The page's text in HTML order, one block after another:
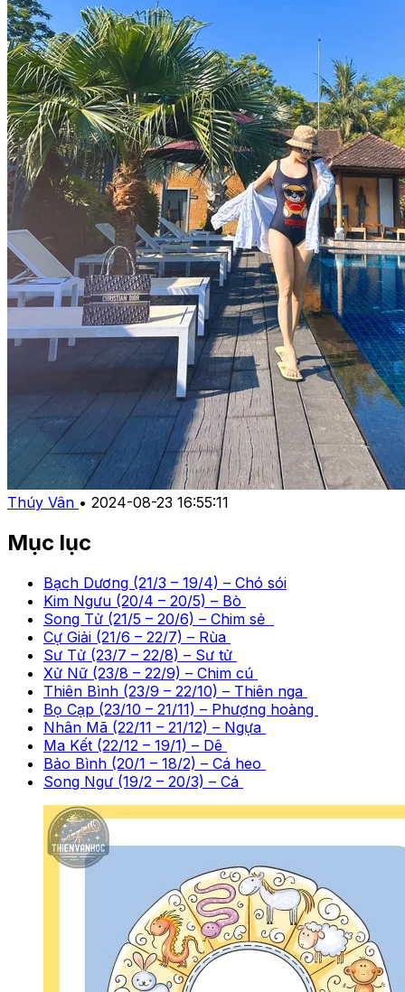
Thúy Vân • 2024-08-23 16:55:11
Mục lục
Bạch Dương (21/3 – 19/4) – Chó sói
Kim Ngưu (20/4 – 20/5) – Bò
Song Tử (21/5 – 20/6) – Chim sẻ
Cự Giải (21/6 – 22/7) – Rùa
Sư Tử (23/7 – 22/8) – Sư tử
Xử Nữ (23/8 – 22/9) – Chim cú
Thiên Bình (23/9 – 22/10) – Thiên nga
Bọ Cạp (23/10 – 21/11) – Phượng hoàng
Nhân Mã (22/11 – 21/12) – Ngựa
Ma Kết (22/12 – 19/1) – Dê
Bảo Bình (20/1 – 18/2) – Cá heo
Song Ngư (19/2 – 20/3) – Cá